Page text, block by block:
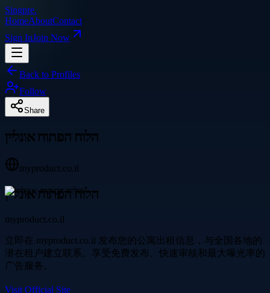
Singpre.
HomeAboutContact
Sign InJoin Now
Back to Profiles
Follow
Share
הלוח הפתוח אונליין
myproduct.co.il
הלוח הפתוח אונליין
myproduct.co.il
立即在 myproduct.co.il 发布您的公寓出租信息，与全国各地的
潜在租户建立联系。享受免费发布、快速审核和最大曝光率的
广告服务。
Visit Official Site